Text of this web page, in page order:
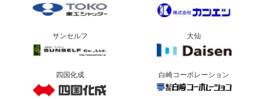
サンセルフ 大仙
四国化成 白崎コーポレーション